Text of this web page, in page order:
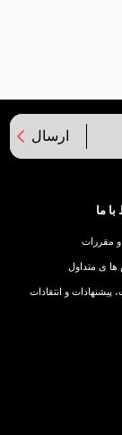
ارسال
با ما
و مقررات
ی متداول
پیشنهادات و انتقادات